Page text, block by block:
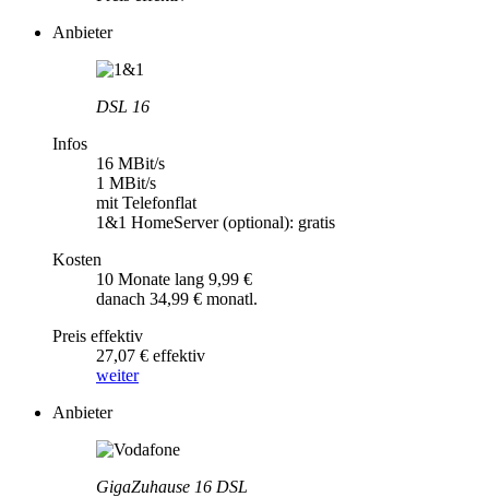
Anbieter
DSL 16
Infos
16 MBit/s
1 MBit/s
mit Telefonflat
1&1 HomeServer (optional): gratis
Kosten
10 Monate lang 9,99 €
danach 34,99 € monatl.
Preis effektiv
27,07 € effektiv
weiter
Anbieter
GigaZuhause 16 DSL